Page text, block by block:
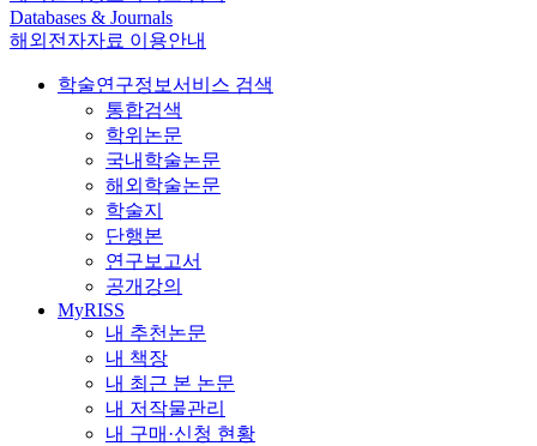
Databases & Journals
해외전자자료 이용안내
학술연구정보서비스 검색
통합검색
학위논문
국내학술논문
해외학술논문
학술지
단행본
연구보고서
공개강의
MyRISS
내 추천논문
내 책장
내 최근 본 논문
내 저작물관리
내 구매·신청 현황